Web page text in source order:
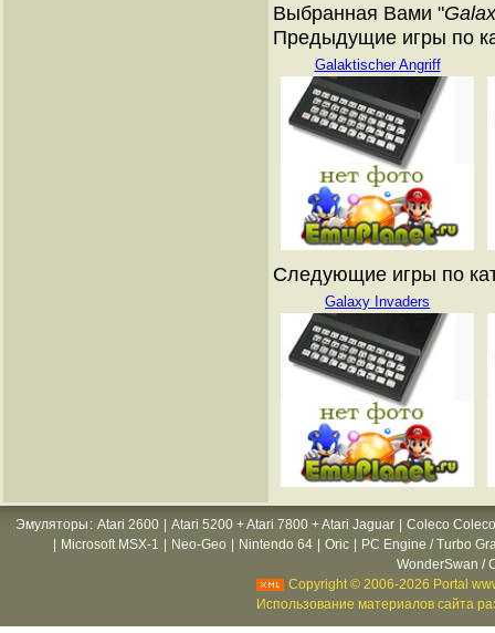
Выбранная Вами "
Предыдущие игры по
Galaktischer Angriff
Следующие игры по
Galaxy Invaders
Эмуляторы : Atari 2600 Atari 5200 + Atari 7800 + Atari Jaguar
Coleco
Microsoft MSX-1 Neo-Geo Nintendo 64 Oric
PC Engine / Turbo
WonderSwan /
Copyright © 2006-2026 Portal
Использование материалов сайта